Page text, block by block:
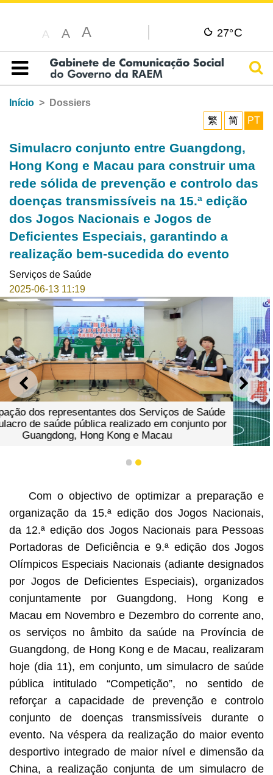
A A A 27°C
Índice
Início
Dossiers
繁
简 PT
Simulacro conjunto entre Guangdong,
Hong Kong e Macau para construir uma
rede sólida de prevenção e controlo das
doenças transmissíveis na 15.ª edição
dos Jogos Nacionais e Jogos de
Deficientes Especiais, garantindo a
realização bem-sucedida do evento
Serviços de Saúde
2025-06-13 11:19
ANTERIOR
por
O Director dos Serviços de Saúde, Lo Iek Long,
a liderança de Macau
1 2
Com o objectivo de optimizar a preparação e
organização da 15.ª edição dos Jogos Nacionais,
da 12.ª edição dos Jogos Nacionais para Pessoas
Portadoras de Deficiência e 9.ª edição dos Jogos
Olímpicos Especiais Nacionais (adiante designados
por Jogos de Deficientes Especiais), organizados
conjuntamente por Guangdong, Hong Kong e
Macau em Novembro e Dezembro do corrente ano,
os serviços no âmbito da saúde na Província de
Guangdong, de Hong Kong e de Macau, realizaram
hoje (dia 11), em conjunto, um simulacro de saúde
pública intitulado “Competição”, no sentido de
reforçar a capacidade de prevenção e controlo
conjunto de doenças transmissíveis durante o
evento. Na véspera da realização do maior evento
desportivo integrado de maior nível e dimensão da
China, a realização conjunta de um simulacro de